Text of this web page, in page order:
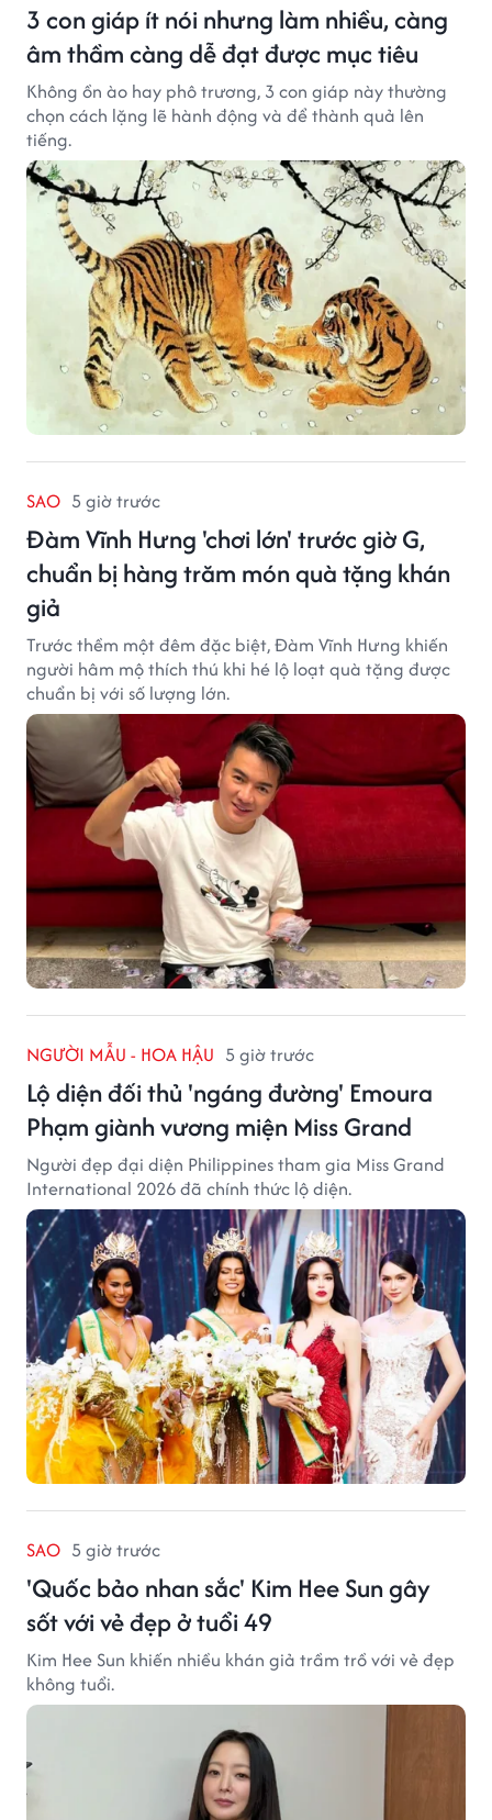
3 con giáp ít nói nhưng làm nhiều, càng
âm thầm càng dễ đạt được mục tiêu
Không ồn ào hay phô trương, 3 con giáp này thường
chọn cách lặng lẽ hành động và để thành quả lên
tiếng.
SAO 5 giờ trước
Đàm Vĩnh Hưng 'chơi lớn' trước giờ G,
chuẩn bị hàng trăm món quà tặng khán
giả
Trước thềm một đêm đặc biệt, Đàm Vĩnh Hưng khiến
người hâm mộ thích thú khi hé lộ loạt quà tặng được
chuẩn bị với số lượng lớn.
NGƯỜI MẪU - HOA HẬU 5 giờ trước
Lộ diện đối thủ 'ngáng đường' Emoura
Phạm giành vương miện Miss Grand
Người đẹp đại diện Philippines tham gia Miss Grand
International 2026 đã chính thức lộ diện.
SAO 5 giờ trước
'Quốc bảo nhan sắc' Kim Hee Sun gây
sốt với vẻ đẹp ở tuổi 49
Kim Hee Sun khiến nhiều khán giả trầm trồ với vẻ đẹp
không tuổi.